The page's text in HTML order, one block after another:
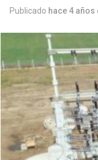
Publicado hace 4 años